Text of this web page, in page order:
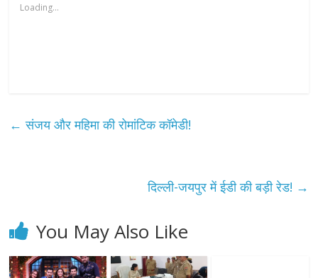
Loading...
← संजय और महिमा की रोमांटिक कॉमेडी!
दिल्ली-जयपुर में ईडी की बड़ी रेड! →
You May Also Like